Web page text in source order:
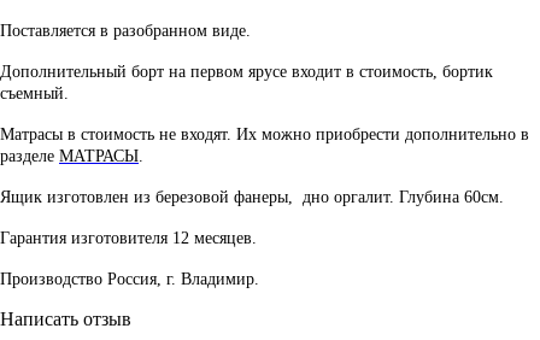
Поставляется в разобранном виде.
Дополнительный борт на первом ярусе входит в стоимость, бортик
съемный.
Матрасы в стоимость не входят. Их можно приобрести дополнительно в
разделе МАТРАСЫ
Ящик изготовлен из березовой фанеры, дно оргалит. Глубина 60см.
Гарантия изготовителя 12 месяцев.
Производство Россия, г. Владимир.
Написать отзыв